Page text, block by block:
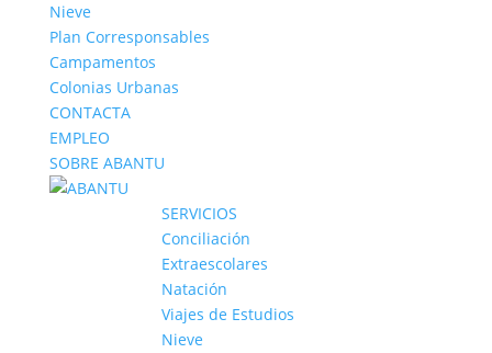
Nieve
Plan Corresponsables
Campamentos
Colonias Urbanas
CONTACTA
EMPLEO
SOBRE ABANTU
SERVICIOS
Conciliación
Extraescolares
Natación
Viajes de Estudios
Nieve